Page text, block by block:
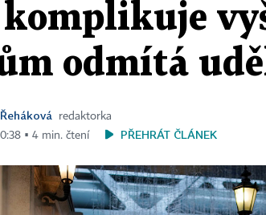
odmítá
redaktorka
▪ 4 min. čtení
PŘEHRÁT ČLÁNEK